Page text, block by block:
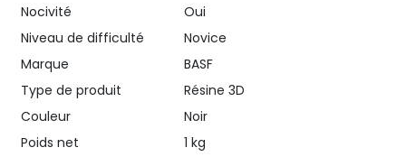
Nocivité
Oui
Niveau de difficulté
Novice
Marque
BASF
Type de produit
Résine 3D
Couleur
Noir
Poids net
1 kg